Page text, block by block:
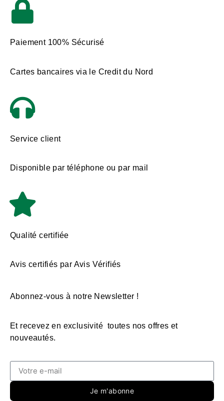
Paiement 100% Sécurisé
Cartes bancaires via le Credit du Nord
Service client
Disponible par téléphone ou par mail
Qualité certifiée
Avis certifiés par Avis Vérifiés
Abonnez-vous à notre Newsletter !
Et recevez en exclusivité toutes nos offres et
nouveautés.
Je m'abonne